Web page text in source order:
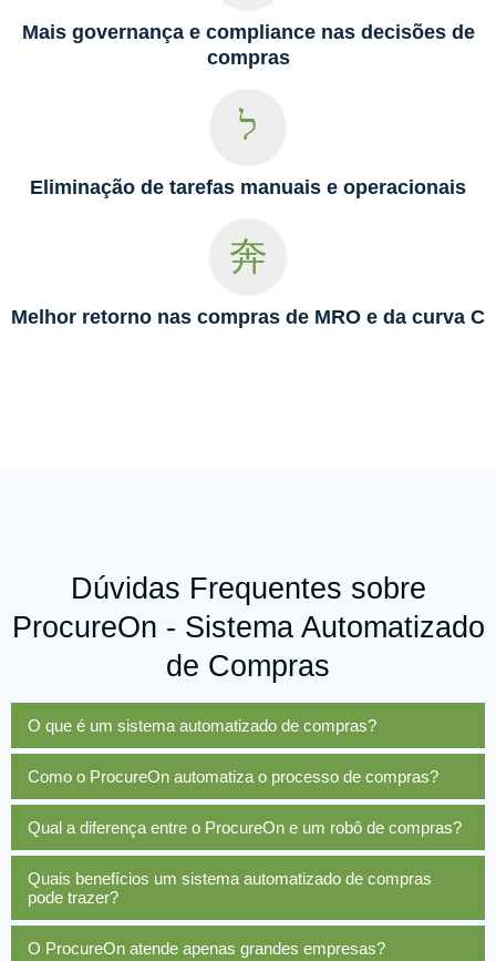
Mais governança e compliance nas decisões de
compras
Eliminação de tarefas manuais e operacionais
Melhor retorno nas compras de MRO e da curva C
Dúvidas Frequentes sobre
ProcureOn - Sistema Automatizado
de Compras
O que é um sistema automatizado de compras?
Como o ProcureOn automatiza o processo de compras?
Qual a diferença entre o ProcureOn e um robô de compras?
Quais benefícios um sistema automatizado de compras
pode trazer?
O ProcureOn atende apenas grandes empresas?